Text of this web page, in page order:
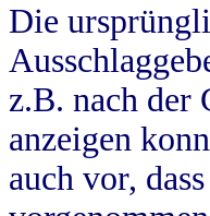
Die
z.B. nach der
anzeigen
auch vor,